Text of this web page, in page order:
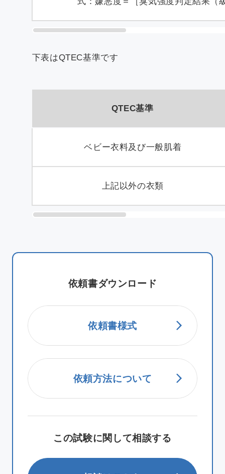
下表はQTEC基準です
QTEC基準
ベビー衣料及び一般肌着
上記以外の衣類
依頼書ダウンロード
依頼書様式
依頼方法について
この試験に関して相談する